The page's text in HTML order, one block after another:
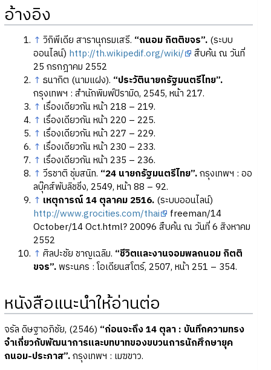
อ้างอิง
↑ วิกิพีเดีย สารานุกรมเสรี. “ถนอม กิตติขจร”. (ระบบ
ออนไลน์) http://th.wikipedif.org/wiki/
สืบค้น ณ วันที่
25 กรกฎาคม 2552
↑ ธนากิต (นามแฝง). “ประวัตินายกรัฐมนตรีไทย”.
กรุงเทพฯ : สำนักพิมพ์ปิรามิด, 2545, หน้า 217.
↑ เรื่องเดียวกัน หน้า 218 – 219.
↑ เรื่องเดียวกัน หน้า 220 – 225.
↑ เรื่องเดียวกัน หน้า 227 – 229.
↑ เรื่องเดียวกัน หน้า 230 – 233.
↑ เรื่องเดียวกัน หน้า 235 – 236.
↑ วีรชาติ ชุ่มสนิท. “24 นายกรัฐมนตรีไทย”.กรุงเทพฯ : ออ
ลบุ๊คส์พับลิชชิ่ง, 2549, หน้า 88 – 92.
↑ เหตุการณ์ 14 ตุลาคม 2516. (ระบบออนไลน์)
http://www.grocities.com/thai
freeman/14
October/14 Oct.html? 20096 สืบค้น ณ วันที่ 6 สิงหาคม
2552
↑ ศิลปะชัย ชาญเฉลิม. “ชีวิตและงานจอมพลถนอม กิตติ
ขจร”. พระนคร : โอเดียนสโตร์, 2507, หน้า 251 – 354.
หนังสือแนะนำให้อ่านต่อ
จรัล ดิษฐาอภิชัย, (2546) “ก่อนจะถึง 14 ตุลา : บันทึกความทรง
จำเกี่ยวกับพัฒนาการและบทบาทของขบวนการนักศึกษายุค
ถนอม-ประภาส”.กรุงเทพฯ : เมฆขาว.